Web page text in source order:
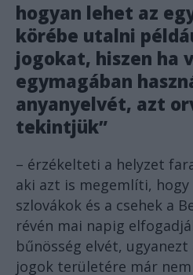
hogyan lehet az
körébe utalni
jogokat, hiszen ha
egymagában
anyanyelvét, azt
tekintjük”
– érzékelteti a helyzet
aki azt is megemlíti, hogy
szlovákok és a csehek a
révén mai napig
bűnösség elvét,
jogok területére már